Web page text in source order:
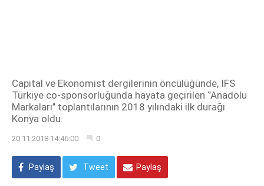
Capital ve Ekonomist dergilerinin öncülüğünde, IFS
Türkiye co-sponsorluğunda hayata geçirilen ‘’Anadolu
Markaları’’ toplantılarının 2018 yılındaki ilk durağı
Konya oldu.
20.11.2018 14:46:00 0
Paylaş Tweet Paylaş